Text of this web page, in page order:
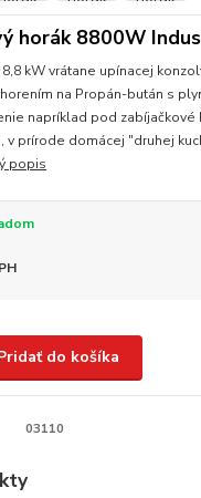
horák 8800W
kW vrátane upínacej
na Propán-bután s
napríklad pod
v prírode domácej "druhej
popis
do košíka
03110